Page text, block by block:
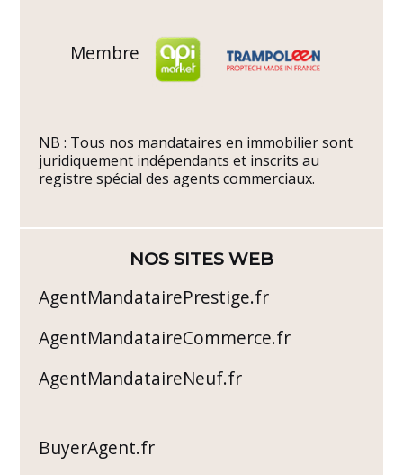
Membre
NB : Tous nos mandataires en immobilier sont
juridiquement indépendants et inscrits au
registre spécial des agents commerciaux.
NOS SITES WEB
AgentMandatairePrestige.fr
AgentMandataireCommerce.fr
AgentMandataireNeuf.fr
BuyerAgent.fr